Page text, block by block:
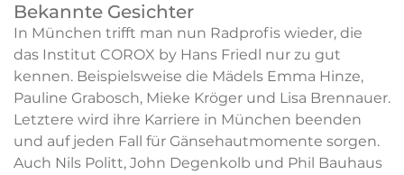
Bekannte Gesichter
In München trifft man nun Radprofis wieder, die
das Institut COROX by Hans Friedl nur zu gut
kennen. Beispielsweise die Mädels Emma Hinze,
Pauline Grabosch, Mieke Kröger und Lisa Brennauer.
Letztere wird ihre Karriere in München beenden
und auf jeden Fall für Gänsehautmomente sorgen.
Auch Nils Politt, John Degenkolb und Phil Bauhaus